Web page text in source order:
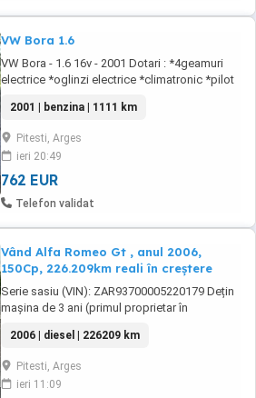
VW Bora 1.6
VW Bora - 1.6 16v - 2001 Dotari : *4geamuri
electrice *oglinzi electrice *climatronic *pilot
pahare
2001 | benzina | 1111 km
Pitesti, Arges
ieri 20:49
762 EUR
Telefon validat
Vând Alfa Romeo Gt , anul 2006,
150Cp, 226.209km reali în creștere
Serie sasiu (VIN): ZAR93700005220179 Dețin
mașina de 3 ani (primul proprietar în
următoarele: - distribuție la 186.000km - ulei
cutie transmisie; - galerie admisie; - egr; -
ambreiaj și volanta luk; - recondiționare
injectoare; - furtun vacuum turbina; - senzor ...
2006 | diesel | 226209 km
Pitesti, Arges
ieri 11:09